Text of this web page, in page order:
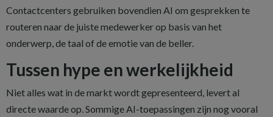
Contactcenters gebruiken bovendien AI om gesprekken te
routeren naar de juiste medewerker op basis van het
onderwerp, de taal of de emotie van de beller.
Tussen hype en werkelijkheid
Niet alles wat in de markt wordt gepresenteerd, levert al
directe waarde op. Sommige AI-toepassingen zijn nog vooral